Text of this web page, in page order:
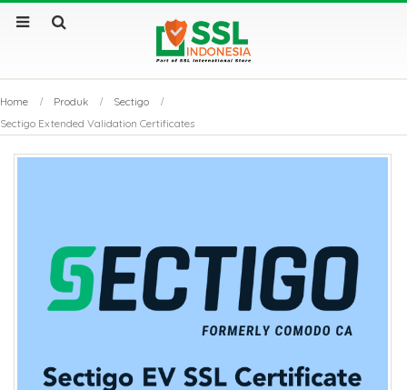
Home Produk
Sectigo
Sectigo Extended Validation Certificates